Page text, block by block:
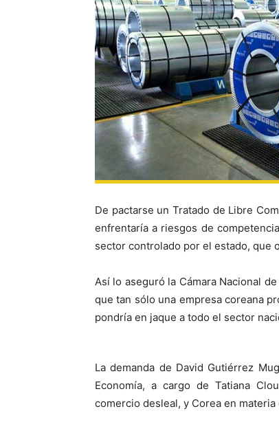
De pactarse un Tratado de Libre
enfrentaría a riesgos de
sector controlado por el estado, que
Así lo aseguró la Cámara Nacional
que tan sólo una empresa coreana
pondría en jaque a todo el sector
La demanda de David Gutiérrez
Economía, a cargo de Tatiana
comercio desleal, y Corea en